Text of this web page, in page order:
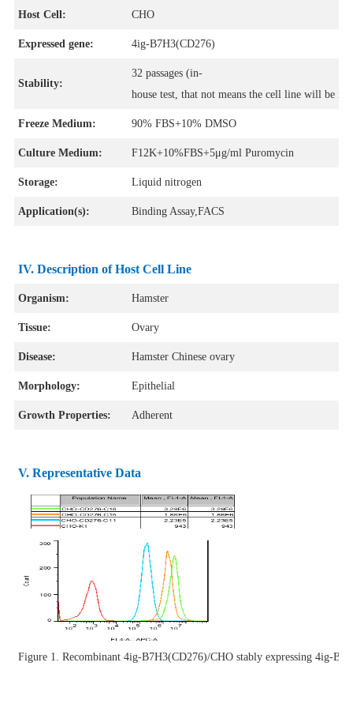
Host Cell: CHO
Expressed gene: 4ig-B7H3(CD276)
Stability:
32 passages(in-
house test, that not means the cell line will be
Freeze Medium: 90% FBS+10% DMSO
Culture Medium: F12K+10%FBS+5μg/ml Puromycin
Storage: Liquid nitrogen
Application(s): Binding Assay,FACS
IV. Description of Host Cell Line
Organism: Hamster
Tissue: Ovary
Disease: Hamster Chinese ovary
Morphology: Epithelial
Growth Properties: Adherent
V. Representative Data
Figure 1. Recombinant 4ig-B7H3(CD276)/CHO stably expressing 4ig-